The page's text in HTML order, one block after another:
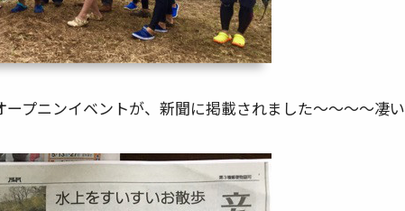
プニンイベントが、新聞に掲載されました～～～～凄い